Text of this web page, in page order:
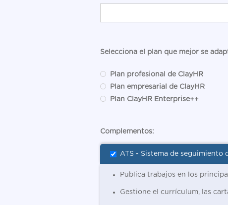
Selecciona el plan que mejor se
Plan profesional de ClayHR
Plan empresarial de ClayHR
Plan ClayHR Enterprise++
Complementos:
ATS - Sistema de seguimiento
Publica trabajos en los
Gestione el currículum, las